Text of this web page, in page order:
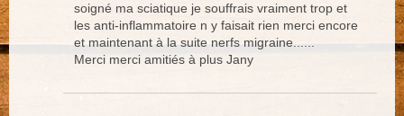
soigné ma sciatique je souffrais vraiment trop et
les anti-inflammatoire n y faisait rien merci encore
et maintenant à la suite nerfs migraine......
Merci merci amitiés à plus Jany